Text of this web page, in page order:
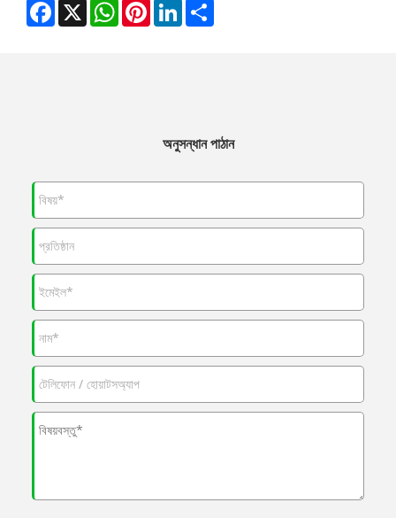
Facebook
X WhatsAppPinterestLinkedInShare
অনুসন্ধান পাঠান